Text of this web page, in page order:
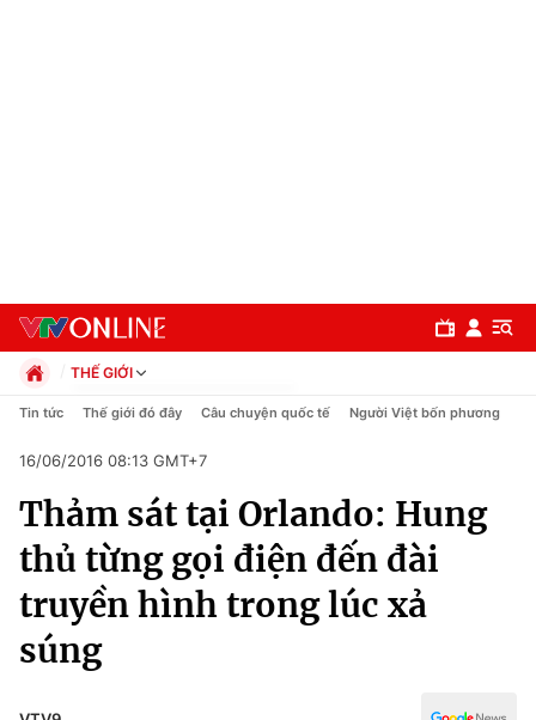
Chuyên mục
Chính trị
Xã hội
THẾ GIỚI
Chính trị
Pháp luật
Kinh tế
Thể thao
Truyền hình
Văn hóa - Giải trí
Y tế
Đời sống
Tin tức Thế giới đó đây Câu chuyện quốc tế Người Việt bốn phương
16/06/2016 08:13 GMT+7
Thảm sát tại Orlando: Hung
thủ từng gọi điện đến đài
truyền hình trong lúc xả
súng